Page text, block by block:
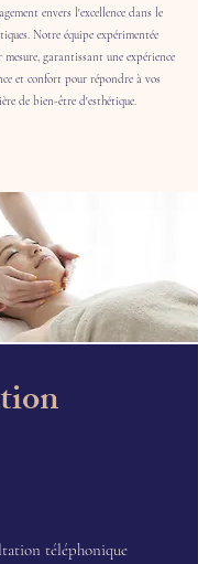
envers l'excellence dans le
Notre équipe expérimentée
garantissant une expérience
et confort pour répondre à vos
de bien-être d'esthétique.
téléphonique